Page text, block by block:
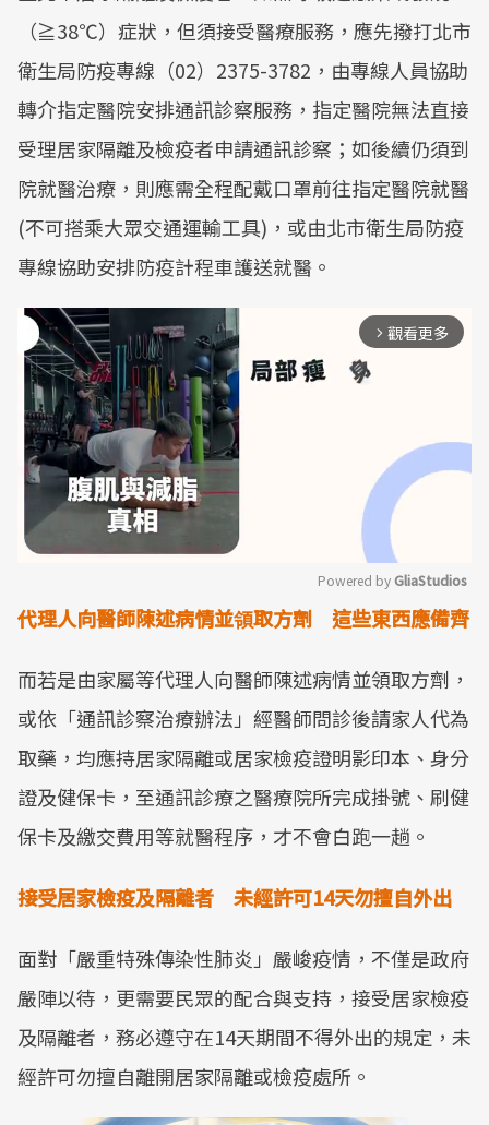
（≧38℃）症狀，但須接受醫療服務，應先撥打北市
衛生局防疫專線（02）2375-3782，由專線人員協助
轉介指定醫院安排通訊診察服務，指定醫院無法直接
受理居家隔離及檢疫者申請通訊診察；如後續仍須到
院就醫治療，則應需全程配戴口罩前往指定醫院就醫
(不可搭乘大眾交通運輸工具)，或由北市衛生局防疫
專線協助安排防疫計程車護送就醫。
arrow_forward_ios 觀看更多
Mute
Powered by GliaStudios
代理人向醫師陳述病情並領取方劑 這些東西應備齊
而若是由家屬等代理人向醫師陳述病情並領取方劑，
或依「通訊診察治療辦法」經醫師問診後請家人代為
取藥，均應持居家隔離或居家檢疫證明影印本、身分
證及健保卡，至通訊診療之醫療院所完成掛號、刷健
保卡及繳交費用等就醫程序，才不會白跑一趟。
接受居家檢疫及隔離者 未經許可14天勿擅自外出
面對「嚴重特殊傳染性肺炎」嚴峻疫情，不僅是政府
嚴陣以待，更需要民眾的配合與支持，接受居家檢疫
及隔離者，務必遵守在14天期間不得外出的規定，未
經許可勿擅自離開居家隔離或檢疫處所。